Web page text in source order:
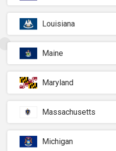
Louisiana
Maine
Maryland
Massachusetts
Michigan